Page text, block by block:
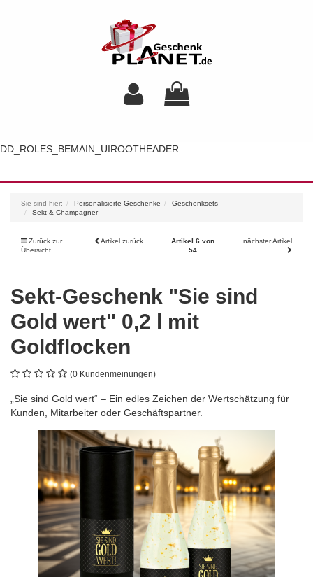
DD_ROLES_BEMAIN_UIROOTHEADER
Sie sind hier: Personalisierte Geschenke
Geschenksets
Sekt & Champagner
Zurück zur
Übersicht
Artikel zurück
Artikel 6 von
54
nächster Artikel
Sekt-Geschenk "Sie sind
Gold wert" 0,2 l mit
Goldflocken
(0 Kundenmeinungen)
„Sie sind Gold wert“ – Ein edles Zeichen der Wertschätzung für
Kunden, Mitarbeiter oder Geschäftspartner.